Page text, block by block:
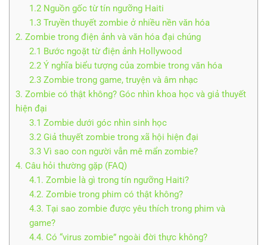
1.2 Nguồn gốc từ tín ngưỡng Haiti
1.3 Truyền thuyết zombie ở nhiều nền văn hóa
2. Zombie trong điện ảnh và văn hóa đại chúng
2.1 Bước ngoặt từ điện ảnh Hollywood
2.2 Ý nghĩa biểu tượng của zombie trong văn hóa
2.3 Zombie trong game, truyện và âm nhạc
3. Zombie có thật không? Góc nhìn khoa học và giả thuyết
hiện đại
3.1 Zombie dưới góc nhìn sinh học
3.2 Giả thuyết zombie trong xã hội hiện đại
3.3 Vì sao con người vẫn mê mẩn zombie?
4. Câu hỏi thường gặp (FAQ)
4.1. Zombie là gì trong tín ngưỡng Haiti?
4.2. Zombie trong phim có thật không?
4.3. Tại sao zombie được yêu thích trong phim và
game?
4.4. Có “virus zombie” ngoài đời thực không?